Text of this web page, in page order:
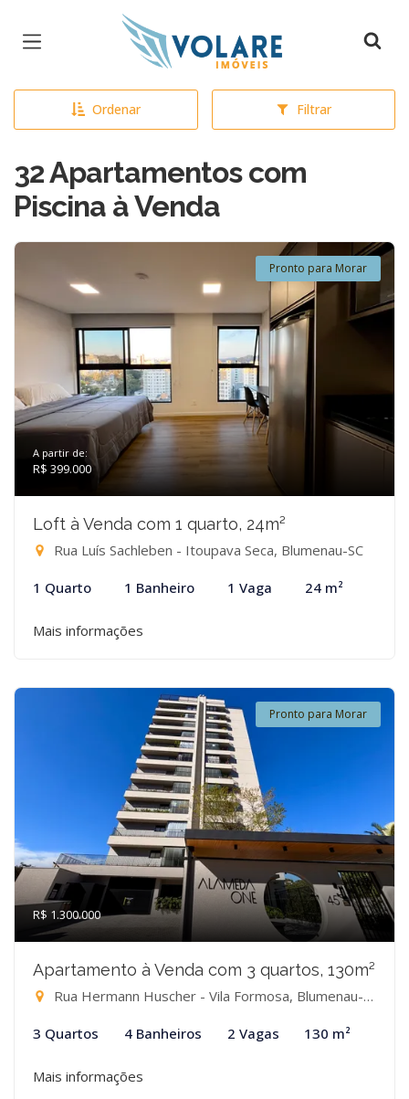
Página inicial
Ordenar Filtrar
32 Apartamentos com
Piscina à Venda
Pronto para Morar
A partir de:
R$ 399.000
Loft à Venda com 1 quarto, 24m²
Rua Luís Sachleben - Itoupava Seca, Blumenau-SC
1 Quarto 1 Banheiro 1 Vaga 24 m²
Mais informações
Pronto para Morar
R$ 1.300.000
Apartamento à Venda com 3 quartos, 130m²
Rua Hermann Huscher - Vila Formosa, Blumenau-SC
3 Quartos 4 Banheiros 2 Vagas 130 m²
Mais informações